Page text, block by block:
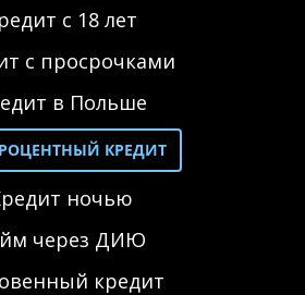
с 18 лет
с просрочками
в Польше
КРЕДИТ
ночью
через ДИЮ
кредит